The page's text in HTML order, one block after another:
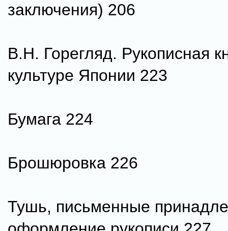
заключения) 206
В.Н. Горегляд. Рукописная
культуре Японии 223
Бумага 224
Брошюровка 226
Тушь, письменные